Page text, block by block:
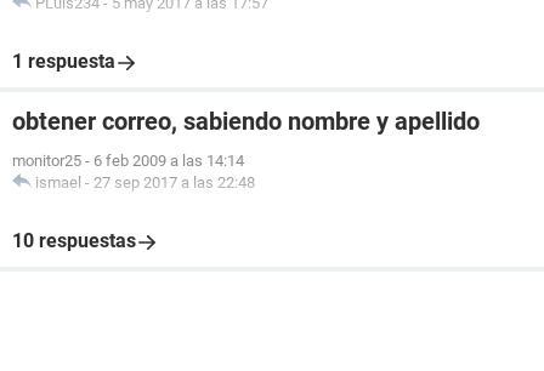
1 respuesta
obtener correo, sabiendo nombre y apellido
monitor25 - 6 feb 2009 a las 14:14
ismael - 27 sep 2017 a las 22:48
10 respuestas